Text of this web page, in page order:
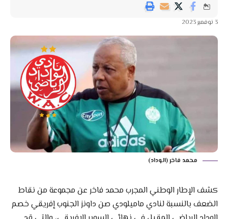
محمد فاخر (الوداد)
كشف الإطار الوطني المجرب محمد فاخر عن مجموعة من نقاط
الضعف بالنسبة لنادي ماميلودي صن داونز الجنوب إفريقي خصم